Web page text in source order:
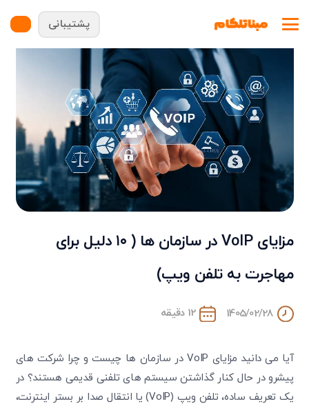
پشتیبانی
مزایای VoIP در سازمان ها ( ۱۰ دلیل برای
مهاجرت به تلفن ویپ)
1405/02/28 12 دقیقه
آیا می دانید مزایای VoIP در سازمان ها چیست و چرا شرکت های
پیشرو در حال کنار گذاشتن سیستم های تلفنی قدیمی هستند؟ در
یک تعریف ساده، تلفن ویپ (VoIP) یا انتقال صدا بر بستر اینترنت،